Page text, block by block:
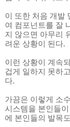
이 또한 처음 개발
여 컴포넌트를 잘
지 않으면 아무리
려운 상황이 된다.
이런 상황이 계속
겁게 일하지 못하
다.
가끔은 이렇게 소
시스템을 본인들
에 본인들의 발목